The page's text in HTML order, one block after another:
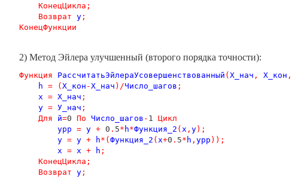
КонецЦикла ;
Возврат y ;
КонецФункции
2) Метод Эйлера улучшенный (второго порядка точности):
Функция РассчитатьЭйлераУсовершенствованный (Х_нач , Х_кон ,
h = (Х_кон -Х_нач )/Число_шагов ;
x = Х_нач ;
y = У_нач ;
Для
й=0 По Число_шагов - 1 Цикл
yрр = y + 0 . 5* h*Функция_2 ( x , y);
y = y + h*(Функция_2 ( x+0 . 5* h , yрр ));
x = x + h ;
КонецЦикла ;
Возврат y ;